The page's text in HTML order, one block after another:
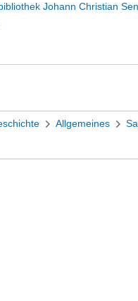
Johann Christian
Allgemeines